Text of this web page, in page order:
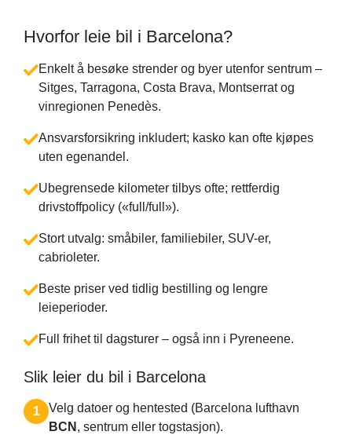
Hvorfor leie bil i Barcelona?
Enkelt å besøke strender og byer utenfor sentrum –
Sitges, Tarragona, Costa Brava, Montserrat og
vinregionen Penedès.
Ansvarsforsikring inkludert; kasko kan ofte kjøpes
uten egenandel.
Ubegrensede kilometer tilbys ofte; rettferdig
drivstoffpolicy ( full/full ).
Stort utvalg: småbiler, familiebiler, SUV-er,
cabrioleter.
Beste priser ved tidlig bestilling og lengre
leieperioder.
Full frihet til dagsturer – også inn i Pyreneene.
Slik leier du bil i Barcelona
1
Velg datoer og hentested (Barcelona lufthavn
BCN , sentrum eller togstasjon).